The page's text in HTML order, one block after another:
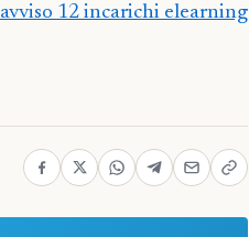
avviso 12 incarichi elearning